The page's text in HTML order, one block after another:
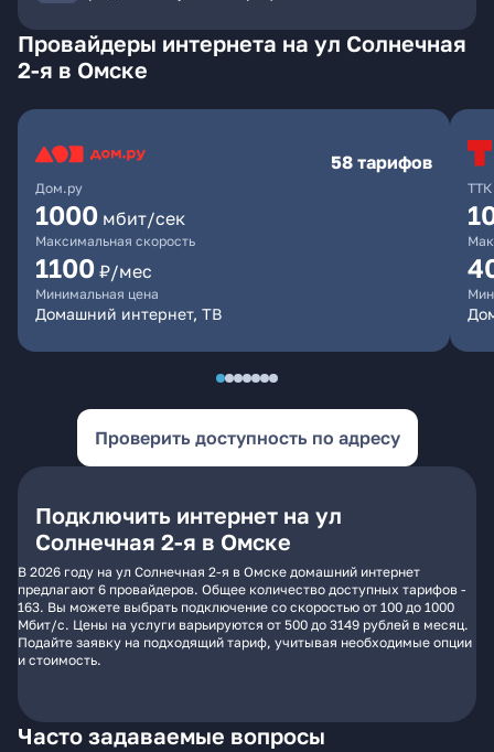
Провайдеры интернета на ул Солнечная
2-я в Омске
Дом.ру
58 тарифов
1000 мбит/сек
Максимальная скорость
1100 ₽/мес
Минимальная цена
Домашний интернет, ТВ
ТТК
Проверить доступность по адресу
Подключить интернет на ул
Солнечная 2-я в Омске
В 2026 году на ул Солнечная 2-я в Омске домашний интернет
предлагают 6 провайдеров. Общее количество доступных тарифов -
163. Вы можете выбрать подключение со скоростью от 100 до 1000
Мбит/с. Цены на услуги варьируются от 500 до 3149 рублей в месяц.
Подайте заявку на подходящий тариф, учитывая необходимые опции
и стоимость.
Часто задаваемые вопросы